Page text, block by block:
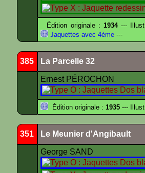
Édition originale : 1934---
Jaquettes avec 4ème ---
385 La Parcelle 32
Ernest PÉROCHON
Édition originale : 1935 ---
351 Le Meunier d'Angibault
George SAND